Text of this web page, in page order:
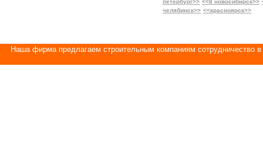
петербург>> <<8 новосибирск>>
челябинск>> <<красноярск>>
Наша фирма предлагаем строительным компаниям